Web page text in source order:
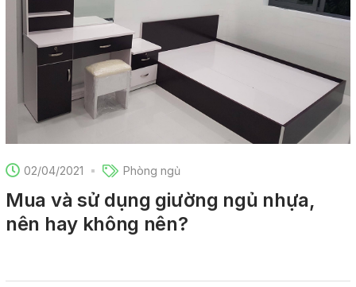
02/04/2021 Phòng ngủ
Mua và sử dụng giường ngủ nhựa,
nên hay không nên?